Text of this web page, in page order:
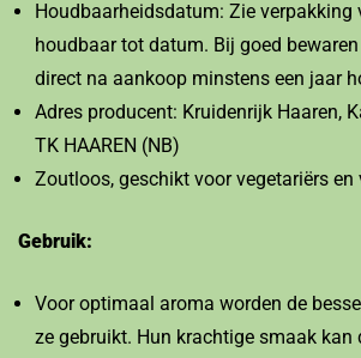
Houdbaarheidsdatum: Zie verpakking
houdbaar tot datum. Bij goed
direct na aankoop minstens een jaar
Adres producent: Kruidenrijk Haaren,
TK HAAREN (NB)
Zoutloos, geschikt voor vegetariërs en
Gebruik:
Voor optimaal aroma worden de
ze gebruikt. Hun krachtige smaak